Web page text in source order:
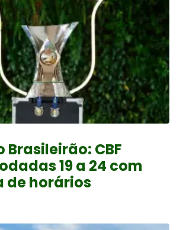
Brasileirão: CBF
19 a 24 com
de horários